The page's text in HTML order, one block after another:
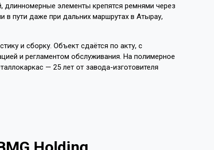
элементы крепятся ремнями через
пути даже при дальних маршрутах в Атырау,
и сборку. Объект сдаётся по акту, с
и регламентом обслуживания. На полимерное
— 25 лет от завода-изготовителя